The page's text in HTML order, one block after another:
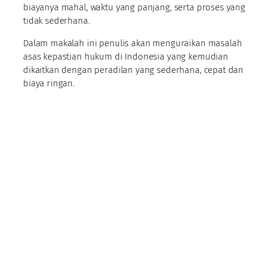
biayanya mahal, waktu yang panjang, serta proses yang
tidak sederhana.
Dalam makalah ini penulis akan menguraikan masalah
asas kepastian hukum di Indonesia yang kemudian
dikaitkan dengan peradilan yang sederhana, cepat dan
biaya ringan.